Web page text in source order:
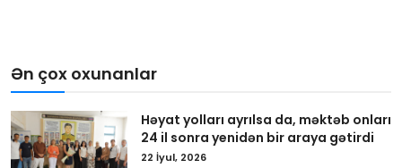
Ən çox oxunanlar
Həyat yolları ayrılsa da, məktəb onları
24 il sonra yenidən bir araya gətirdi
22 İyul, 2026